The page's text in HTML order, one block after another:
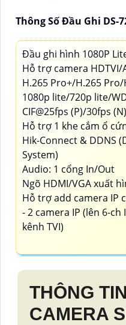
Thông Số Đầu Ghi DS-
Đầu ghi hình 1080P
Hỗ trợ camera HDTVI/
H.265 Pro+/H.265
1080p lite/720p lite/
CIF@25fps (P)/30fps (N)
Hỗ trợ 1 khe cắm ổ
Hik-Connect & DDNS
System)
Audio: 1 cổng In/Out
Ngõ HDMI/VGA xuất
Hỗ trợ add camera IP
- 2 camera IP (lên 6-
kênh TVI)
THÔNG TIN
CAMERA